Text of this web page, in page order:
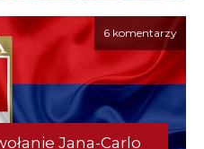
6 komentarzy
Jana-Carlo